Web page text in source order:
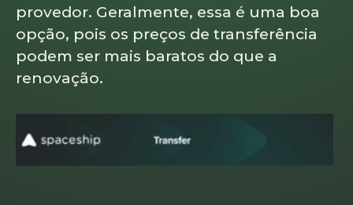
provedor. Geralmente, essa é uma boa
opção, pois os preços de transferência
podem ser mais baratos do que a
renovação.